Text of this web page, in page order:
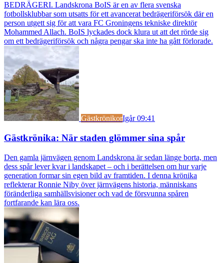
BEDRÄGERI. Landskrona BoIS är en av flera svenska
fotbollsklubbar som utsatts för ett avancerat bedrägeriförsök där en
person utgett sig för att vara FC Groningens tekniske direktör
Mohammed Allach. BoIS lyckades dock klura ut att det rörde sig
om ett bedrägeriförsök och några pengar ska inte ha gått förlorade.
GästkrönikorIgår 09:41
Gästkrönika: När staden glömmer sina spår
Den gamla järnvägen genom Landskrona är sedan länge borta, men
dess spår lever kvar i landskapet – och i berättelsen om hur varje
generation formar sin egen bild av framtiden. I denna krönika
reflekterar Ronnie Niby över järnvägens historia, människans
föränderliga samhällsvisioner och vad de försvunna spåren
fortfarande kan lära oss.